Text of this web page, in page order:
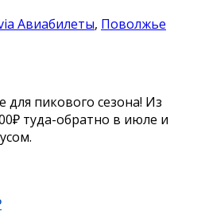
Авиабилеты, Поволжье
пикового сезона! Из
туда-обратно в июле и